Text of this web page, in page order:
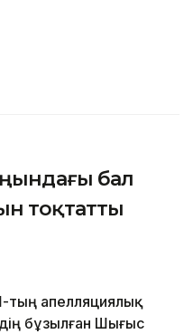
бал
тоқтатты
тың апелляциялық
бұзылған Шығыс